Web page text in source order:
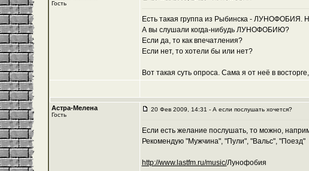
Гость
Есть такая группа из Рыбинска - ЛУНОФОБИЯ.
А вы слушали когда-нибудь ЛУНОФОБИЮ?
Если да, то как впечатления?
Если нет, то хотели бы или нет?
Вот такая суть опроса. Сама я от неё в
Астра-Мелена
Гость
20 Фев 2009, 14:31 - А если послушать хочется?
Если есть желание послушать, то можно,
Рекомендую "Мужчина", "Пули", "Вальс", "Поезд"
http://www.lastfm.ru/music/Лунофобия